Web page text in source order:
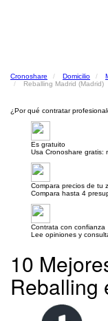
Cronoshare Domicilio
Reballing Madrid (Madrid)
¿Por qué contratar
Es gratuito
Usa Cronoshare gratis:
Compara precios de tu
Compara hasta 4
Contrata con confianza
Lee opiniones y
10
Reballing